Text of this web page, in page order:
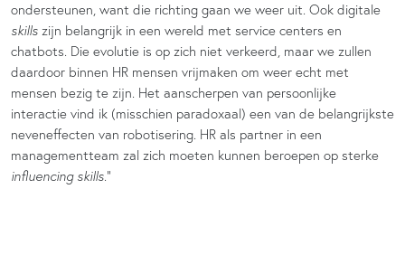
ondersteunen, want die richting gaan we weer uit. Ook digitale
skills zijn belangrijk in een wereld met service centers en
chatbots. Die evolutie is op zich niet verkeerd, maar we zullen
daardoor binnen HR mensen vrijmaken om weer echt met
mensen bezig te zijn. Het aanscherpen van persoonlijke
interactie vind ik (misschien paradoxaal) een van de belangrijkste
neveneffecten van robotisering. HR als partner in een
managementteam zal zich moeten kunnen beroepen op sterke
influencing skills.”